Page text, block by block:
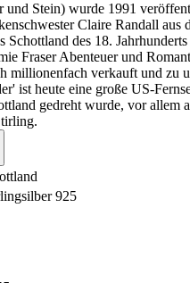
und Stein) wurde 1991
Claire Randall aus
Schottland des 18.
Fraser Abenteuer und
millionenfach verkauft und zu
ist heute eine große US-
gedreht wurde, vor allem
925